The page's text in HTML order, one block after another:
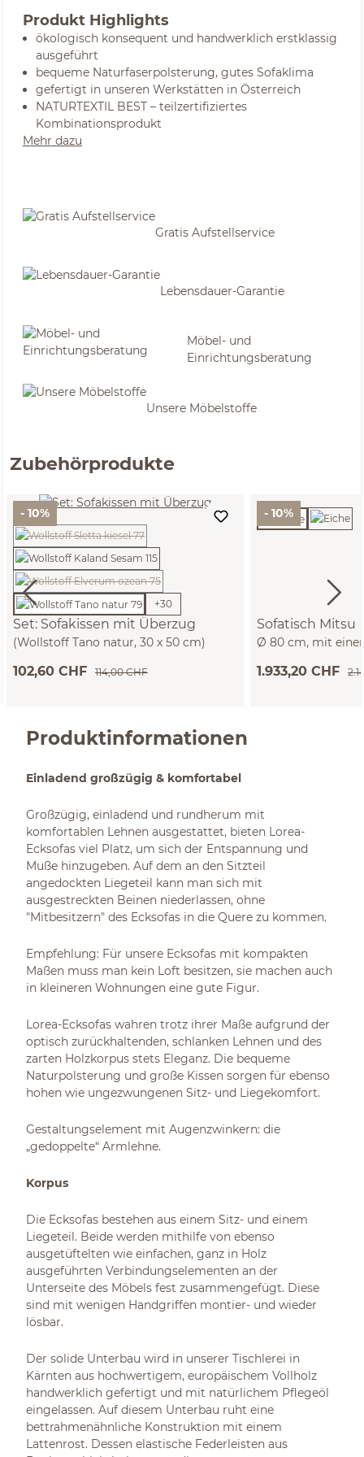
Produkt Highlights
ökologisch konsequent und handwerklich erstklassig
ausgeführt
bequeme Naturfaserpolsterung, gutes Sofaklima
gefertigt in unseren Werkstätten in Österreich
NATURTEXTIL BEST – teilzertifiziertes
Kombinationsprodukt
Mehr dazu
Gratis Aufstellservice
Lebensdauer-Garantie
Möbel- und
Einrichtungsberatung
Unsere Möbelstoffe
Zubehörprodukte
- 10%
Set: Sofakissen mit Überzug
(Wollstoff Tano natur, 30 x 50 cm)
+30
102,60 CHF 114,00 CHF
- 10%
Sofatisch Mitsu
Ø 80 cm, mit
1.933,20 CHF
Produktinformationen
Einladend großzügig & komfortabel
Großzügig, einladend und rundherum mit
komfortablen Lehnen ausgestattet, bieten Lorea-
Ecksofas viel Platz, um sich der Entspannung und
Muße hinzugeben. Auf dem an den Sitzteil
angedockten Liegeteil kann man sich mit
ausgestreckten Beinen niederlassen, ohne
"Mitbesitzern" des Ecksofas in die Quere zu kommen.
Empfehlung: Für unsere Ecksofas mit kompakten
Maßen muss man kein Loft besitzen, sie machen auch
in kleineren Wohnungen eine gute Figur.
Lorea-Ecksofas wahren trotz ihrer Maße aufgrund der
optisch zurückhaltenden, schlanken Lehnen und des
zarten Holzkorpus stets Eleganz. Die bequeme
Naturpolsterung und große Kissen sorgen für ebenso
hohen wie ungezwungenen Sitz- und Liegekomfort.
Gestaltungselement mit Augenzwinkern: die
„gedoppelte“ Armlehne.
Korpus
Die Ecksofas bestehen aus einem Sitz- und einem
Liegeteil. Beide werden mithilfe von ebenso
ausgetüftelten wie einfachen, ganz in Holz
ausgeführten Verbindungselementen an der
Unterseite des Möbels fest zusammengefügt. Diese
sind mit wenigen Handgriffen montier- und wieder
lösbar.
Der solide Unterbau wird in unserer Tischlerei in
Kärnten aus hochwertigem, europäischem Vollholz
handwerklich gefertigt und mit natürlichem Pflegeöl
eingelassen. Auf diesem Unterbau ruht eine
bettrahmenähnliche Konstruktion mit einem
Lattenrost. Dessen elastische Federleisten aus